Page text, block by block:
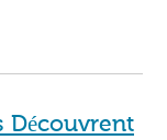
Découvrent